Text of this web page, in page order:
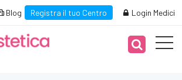
Blog Registra il tuo Centro Login Medici